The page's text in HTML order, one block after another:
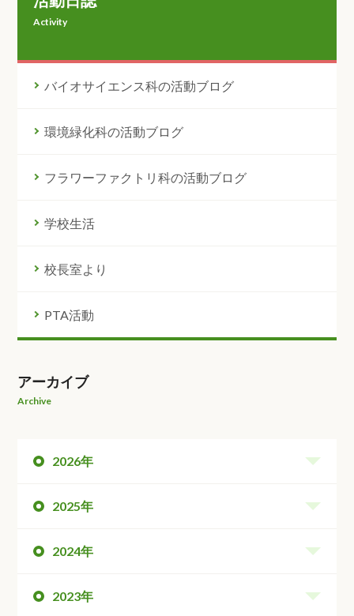
Activity
バイオサイエンス科の活動ブログ
環境緑化科の活動ブログ
フラワーファクトリ科の活動ブログ
学校生活
校長室より
PTA活動
アーカイブ
Archive
2026年
2025年
2024年
2023年